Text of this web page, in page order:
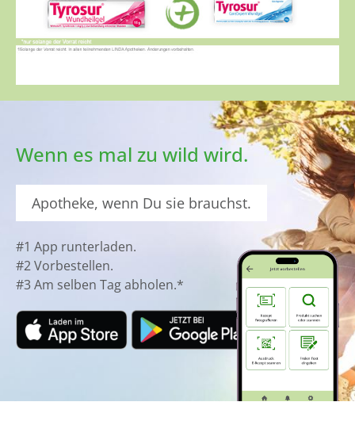
Wenn es mal zu wild wird.
Apotheke, wenn Du sie brauchst.
#1 App runterladen.
#2 Vorbestellen.
#3 Am selben Tag abholen.*